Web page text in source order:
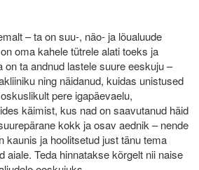
– ta on suu-, näo- ja lõualuude
oma kahele tütrele alati toeks ja
ta andnud lastele suure eeskuju –
ning näidanud, kuidas unistused
pere igapäevaelu,
käimist, kus nad on saavutanud häid
kokk ja osav aednik – nende
kaunis ja hoolitsetud just tänu tema
aiale. Teda hinnatakse kõrgelt nii naise